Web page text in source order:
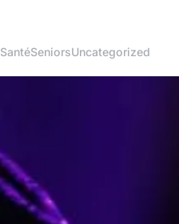
SantéSeniorsUncategorized